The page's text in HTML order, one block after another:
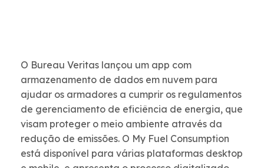
O Bureau Veritas lançou um app com
armazenamento de dados em nuvem para
ajudar os armadores a cumprir os regulamentos
de gerenciamento de eficiência de energia, que
visam proteger o meio ambiente através da
redução de emissões. O My Fuel Consumption
está disponível para várias plataformas desktop